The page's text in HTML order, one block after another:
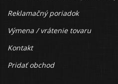
Reklamačný poriadok
Výmena / vrátenie tovaru
Kontakt
Pridať obchod